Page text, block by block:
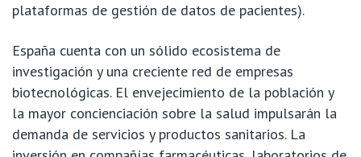
plataformas de gestión de datos de pacientes).
España cuenta con un sólido ecosistema de
investigación y una creciente red de empresas
biotecnológicas. El envejecimiento de la población y
la mayor concienciación sobre la salud impulsarán la
demanda de servicios y productos sanitarios. La